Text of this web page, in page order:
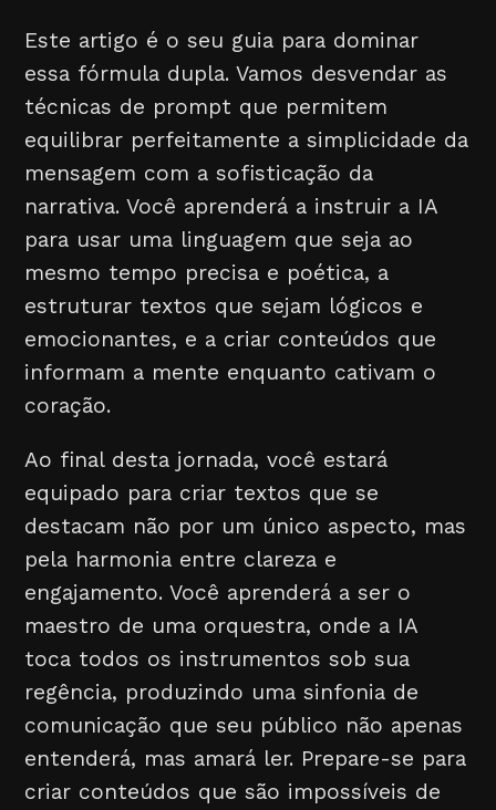
Este artigo é o seu guia para dominar
essa fórmula dupla. Vamos desvendar as
técnicas de prompt que permitem
equilibrar perfeitamente a simplicidade da
mensagem com a sofisticação da
narrativa. Você aprenderá a instruir a IA
para usar uma linguagem que seja ao
mesmo tempo precisa e poética, a
estruturar textos que sejam lógicos e
emocionantes, e a criar conteúdos que
informam a mente enquanto cativam o
coração.
Ao final desta jornada, você estará
equipado para criar textos que se
destacam não por um único aspecto, mas
pela harmonia entre clareza e
engajamento. Você aprenderá a ser o
maestro de uma orquestra, onde a IA
toca todos os instrumentos sob sua
regência, produzindo uma sinfonia de
comunicação que seu público não apenas
entenderá, mas amará ler. Prepare-se para
criar conteúdos que são impossíveis de